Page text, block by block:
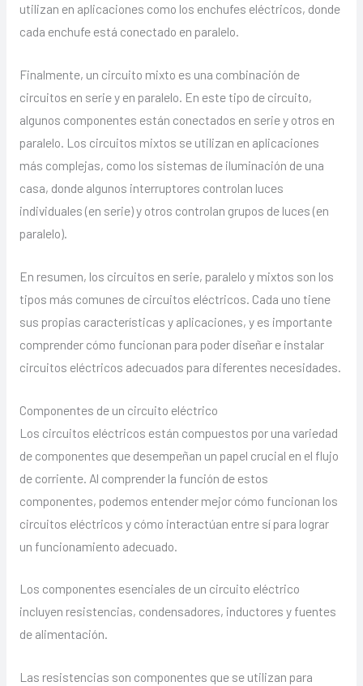
utilizan en aplicaciones como los enchufes eléctricos, donde
cada enchufe está conectado en paralelo.
Finalmente, un circuito mixto es una combinación de
circuitos en serie y en paralelo. En este tipo de circuito,
algunos componentes están conectados en serie y otros en
paralelo. Los circuitos mixtos se utilizan en aplicaciones
más complejas, como los sistemas de iluminación de una
casa, donde algunos interruptores controlan luces
individuales (en serie) y otros controlan grupos de luces (en
paralelo).
En resumen, los circuitos en serie, paralelo y mixtos son los
tipos más comunes de circuitos eléctricos. Cada uno tiene
sus propias características y aplicaciones, y es importante
comprender cómo funcionan para poder diseñar e instalar
circuitos eléctricos adecuados para diferentes necesidades.
Componentes de un circuito eléctrico
Los circuitos eléctricos están compuestos por una variedad
de componentes que desempeñan un papel crucial en el flujo
de corriente. Al comprender la función de estos
componentes, podemos entender mejor cómo funcionan los
circuitos eléctricos y cómo interactúan entre sí para lograr
un funcionamiento adecuado.
Los componentes esenciales de un circuito eléctrico
incluyen resistencias, condensadores, inductores y fuentes
de alimentación.
Las resistencias son componentes que se utilizan para